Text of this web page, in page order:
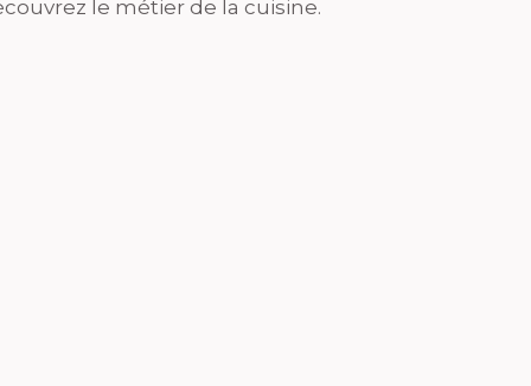
le métier de la cuisine.